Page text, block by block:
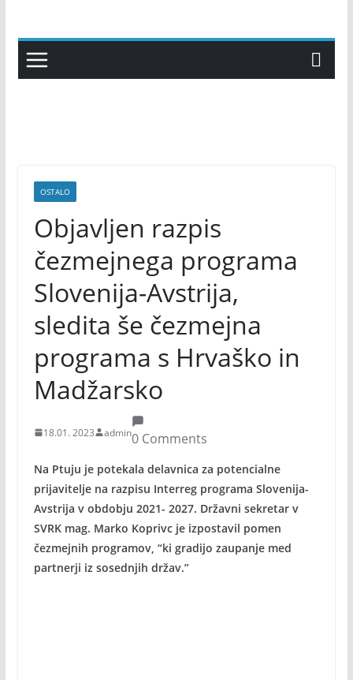
content
OSTALO
Objavljen razpis
čezmejnega programa
Slovenija-Avstrija,
sledita še čezmejna
programa s Hrvaško in
Madžarsko
18.01. 2023 admin0 Comments
Na Ptuju je potekala delavnica za potencialne
prijavitelje na razpisu Interreg programa Slovenija-
Avstrija v obdobju 2021- 2027. Državni sekretar v
SVRK mag. Marko Koprivc je izpostavil pomen
čezmejnih programov, “ki gradijo zaupanje med
partnerji iz sosednjih držav.”